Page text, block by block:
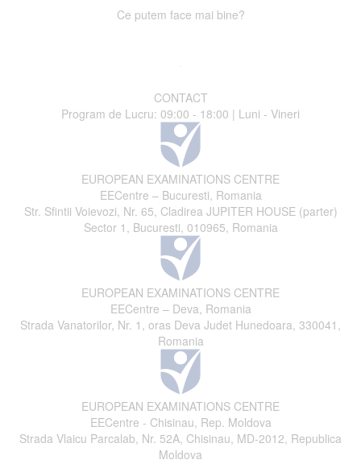
Ce putem face mai bine?
CONTACT
Program de Lucru: 09:00 - 18:00 | Luni - Vineri
EUROPEAN EXAMINATIONS CENTRE
EECentre – Bucuresti, Romania
Str. Sfintii Voievozi, Nr. 65, Cladirea JUPITER HOUSE (parter)
Sector 1, Bucuresti, 010965, Romania
EUROPEAN EXAMINATIONS CENTRE
EECentre – Deva, Romania
Strada Vanatorilor, Nr. 1, oras Deva Judet Hunedoara, 330041,
Romania
EUROPEAN EXAMINATIONS CENTRE
EECentre - Chisinau, Rep. Moldova
Strada Vlaicu Parcalab, Nr. 52A, Chisinau, MD-2012, Republica
Moldova